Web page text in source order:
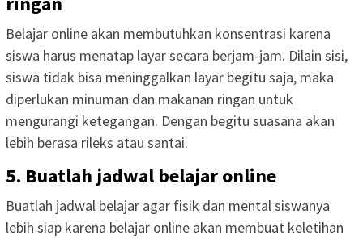
Belajar online akan membutuhkan konsentrasi karena
siswa harus menatap layar secara berjam-jam. Dilain sisi,
siswa tidak bisa meninggalkan layar begitu saja, maka
diperlukan minuman dan makanan ringan untuk
mengurangi ketegangan. Dengan begitu suasana akan
lebih berasa rileks atau santai.
5. Buatlah jadwal belajar online
Buatlah jadwal belajar agar fisik dan mental siswanya
lebih siap karena belajar online akan membuat keletihan